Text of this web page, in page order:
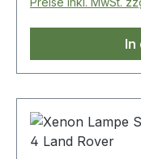
hochfestem, UV-
Material>
In